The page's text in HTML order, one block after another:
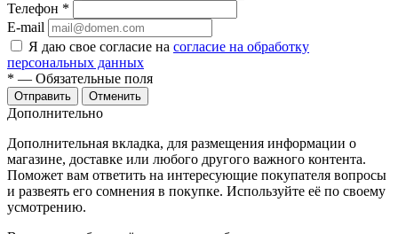
Телефон *
E-mail
Я даю свое согласие на согласие на обработку
персональных данных
* — Обязательные поля
Отменить
Дополнительно
Дополнительная вкладка, для размещения информации о
магазине, доставке или любого другого важного контента.
Поможет вам ответить на интересующие покупателя вопросы
и развеять его сомнения в покупке. Используйте её по своему
усмотрению.